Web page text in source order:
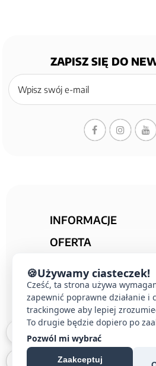
ZAPISZ SIĘ DO
Zapisz
się
newslettera
INFORMACJE
OFERTA
KONTAKT
🍪Używamy ciasteczek!
Cześć, ta strona używa
zapewnić poprawne działanie i
trackingowe aby lepiej
To drugie będzie dopiero po
Pozwól mi wybrać
Zaakceptuj